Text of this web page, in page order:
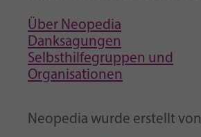
Über Neopedia
Danksagungen
Selbsthilfegruppen und
Organisationen
Neopedia wurde erstellt von